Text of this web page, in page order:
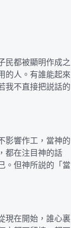
民都被顯明作成之
的人。有誰能起來
我不直接把説話的
影響作工，當神的
都在注目神的話
。但神所説的「當
現在開始，誰心裏